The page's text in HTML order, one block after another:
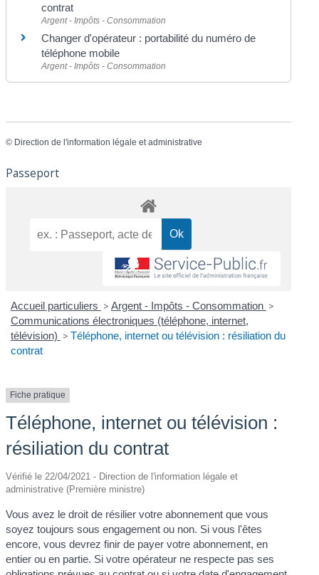
contrat
Argent - Impôts - Consommation
Changer d'opérateur : portabilité du numéro de
téléphone mobile
Argent - Impôts - Consommation
© Direction de l'information légale et administrative
Passeport
Accueil particuliers > Argent - Impôts - Consommation >
Communications électroniques (téléphone, internet,
télévision) > Téléphone, internet ou télévision : résiliation du
contrat
Fiche pratique
Téléphone, internet ou télévision :
résiliation du contrat
Vérifié le 22/04/2021 - Direction de l'information légale et
administrative (Première ministre)
Vous avez le droit de résilier votre abonnement que vous
soyez toujours sous engagement ou non. Si vous l'êtes
encore, vous devrez finir de payer votre abonnement, en
entier ou en partie. Si votre opérateur ne respecte pas ses